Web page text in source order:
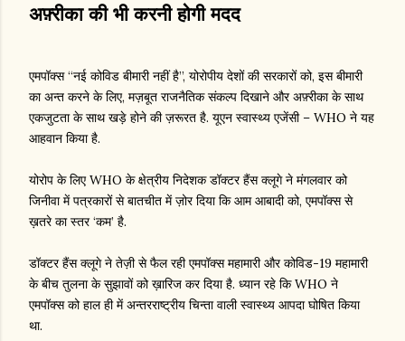
अफ़्रीका की भी करनी होगी मदद
एमपॉक्स “नई कोविड बीमारी नहीं है”, योरोपीय देशों की सरकारों को, इस बीमारी
का अन्त करने के लिए, मज़बूत राजनैतिक संकल्प दिखाने और अफ़्रीका के साथ
एकजुटता के साथ खड़े होने की ज़रूरत है. यूएन स्वास्थ्य एजेंसी – WHO ने यह
आहवान किया है.
योरोप के लिए WHO के क्षेत्रीय निदेशक डॉक्टर हैंस क्लूगे ने मंगलवार को
जिनीवा में पत्रकारों से बातचीत में ज़ोर दिया कि आम आबादी को, एमपॉक्स से
ख़तरे का स्तर ‘कम’ है.
डॉक्टर हैंस क्लूगे ने तेज़ी से फैल रही एमपॉक्स महामारी और कोविड-19 महामारी
के बीच तुलना के सुझावों को ख़ारिज कर दिया है. ध्यान रहे कि WHO ने
एमपॉक्स को हाल ही में अन्तरराष्ट्रीय चिन्ता वाली स्वास्थ्य आपदा घोषित किया
था.